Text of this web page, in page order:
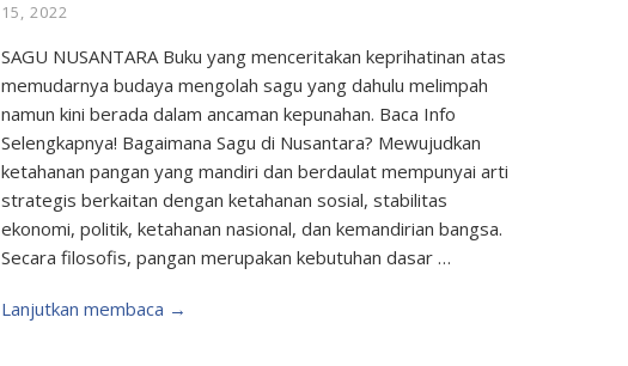
15, 2022
SAGU NUSANTARA Buku yang menceritakan keprihatinan atas
memudarnya budaya mengolah sagu yang dahulu melimpah
namun kini berada dalam ancaman kepunahan. Baca Info
Selengkapnya! Bagaimana Sagu di Nusantara? Mewujudkan
ketahanan pangan yang mandiri dan berdaulat mempunyai arti
strategis berkaitan dengan ketahanan sosial, stabilitas
ekonomi, politik, ketahanan nasional, dan kemandirian bangsa.
Secara filosofis, pangan merupakan kebutuhan dasar …
Lanjutkan membaca →